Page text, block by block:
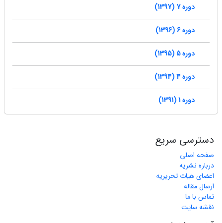
دوره 7 (1397)
دوره 6 (1396)
دوره 5 (1395)
دوره 4 (1394)
دوره 1 (1391)
دسترسی سریع
صفحه اصلی
درباره نشریه
اعضای هیات تحریریه
ارسال مقاله
تماس با ما
نقشه سایت